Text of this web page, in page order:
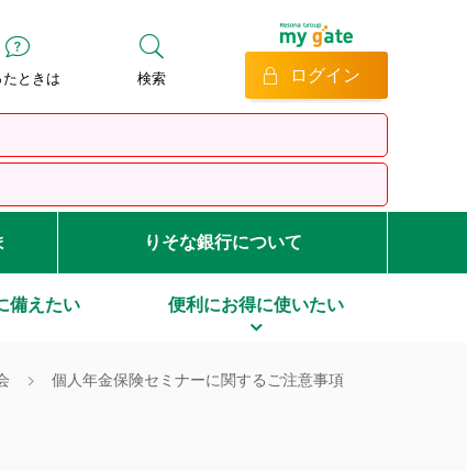
たときは 検索 ログイン
りそな銀行について
備えたい 便利にお得に使いたい
個人年金保険セミナーに関するご注意事項